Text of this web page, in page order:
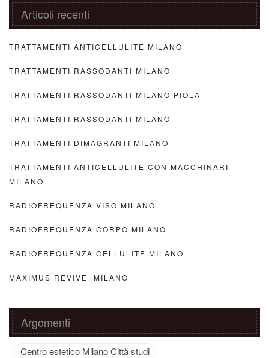
Articoli recenti
TRATTAMENTI ANTICELLULITE MILANO
TRATTAMENTI RASSODANTI MILANO
TRATTAMENTI RASSODANTI MILANO PIOLA
TRATTAMENTI RASSODANTI MILANO
TRATTAMENTI DIMAGRANTI MILANO
TRATTAMENTI ANTICELLULITE CON MACCHINARI
MILANO
RADIOFREQUENZA VISO MILANO
RADIOFREQUENZA CORPO MILANO
RADIOFREQUENZA CELLULITE MILANO
MAXIMUS REVIVE MILANO
Argomenti
Centro estetico Milano Città studi